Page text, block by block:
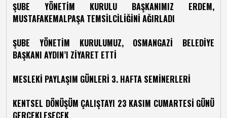
ŞUBE YÖNETİM KURULU BAŞKANIMIZ ERDEM,
MUSTAFAKEMALPAŞA TEMSİLCİLİĞİNİ AĞIRLADI
ŞUBE YÖNETİM KURULUMUZ, OSMANGAZİ BELEDİYE
BAŞKANI AYDIN’I ZİYARET ETTİ
MESLEKİ PAYLAŞIM GÜNLERİ 3. HAFTA SEMİNERLERİ
KENTSEL DÖNÜŞÜM ÇALIŞTAYI 23 KASIM CUMARTESİ GÜNÜ
GERÇEKLEŞECEK